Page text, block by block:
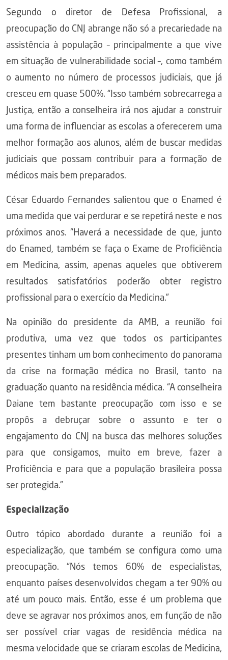
Segundo o diretor de Defesa Profissional, a
preocupação do CNJ abrange não só a precariedade na
assistência à população – principalmente a que vive
em situação de vulnerabilidade social –, como também
o aumento no número de processos judiciais, que já
cresceu em quase 500%. “Isso também sobrecarrega a
Justiça, então a conselheira irá nos ajudar a construir
uma forma de influenciar as escolas a oferecerem uma
melhor formação aos alunos, além de buscar medidas
judiciais que possam contribuir para a formação de
médicos mais bem preparados.
César Eduardo Fernandes salientou que o Enamed é
uma medida que vai perdurar e se repetirá neste e nos
próximos anos. “Haverá a necessidade de que, junto
do Enamed, também se faça o Exame de Proficiência
em Medicina, assim, apenas aqueles que obtiverem
resultados satisfatórios poderão obter registro
profissional para o exercício da Medicina.”
Na opinião do presidente da AMB, a reunião foi
produtiva, uma vez que todos os participantes
presentes tinham um bom conhecimento do panorama
da crise na formação médica no Brasil, tanto na
graduação quanto na residência médica. “A conselheira
Daiane tem bastante preocupação com isso e se
propôs a debruçar sobre o assunto e ter o
engajamento do CNJ na busca das melhores soluções
para que consigamos, muito em breve, fazer a
Proficiência e para que a população brasileira possa
ser protegida.”
Especialização
Outro tópico abordado durante a reunião foi a
especialização, que também se configura como uma
preocupação. “Nós temos 60% de especialistas,
enquanto países desenvolvidos chegam a ter 90% ou
até um pouco mais. Então, esse é um problema que
deve se agravar nos próximos anos, em função de não
ser possível criar vagas de residência médica na
mesma velocidade que se criaram escolas de Medicina,